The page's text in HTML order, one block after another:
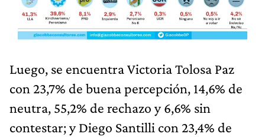
Luego, se encuentra Victoria Tolosa Paz
con 23,7% de buena percepción, 14,6% de
neutra, 55,2% de rechazo y 6,6% sin
contestar; y Diego Santilli con 23,4% de